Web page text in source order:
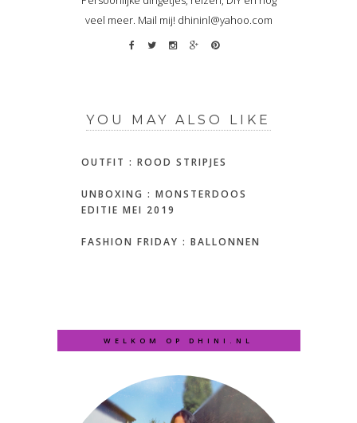
veel meer. Mail mij! dhininl@yahoo.com
YOU MAY ALSO LIKE
OUTFIT : ROOD STRIPJES
UNBOXING : MONSTERDOOS
EDITIE MEI 2019
FASHION FRIDAY : BALLONNEN
WELKOM OP DHINI.NL